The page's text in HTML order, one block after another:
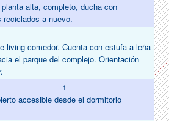
alta, completo, ducha con
reciclados a nuevo.
living comedor. Cuenta con estufa a leña
el parque del complejo. Orientación
1
accesible desde el dormitorio